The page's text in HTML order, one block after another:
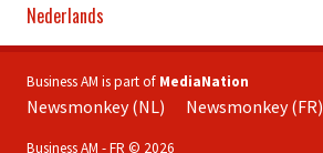
Nederlands
Business AM is part of MediaNation
Newsmonkey (NL) Newsmonkey (FR)
Business AM - FR © 2026